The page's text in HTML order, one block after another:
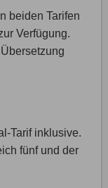
beiden Tarifen
Verfügung.
Tarif inklusive.
fünf und der